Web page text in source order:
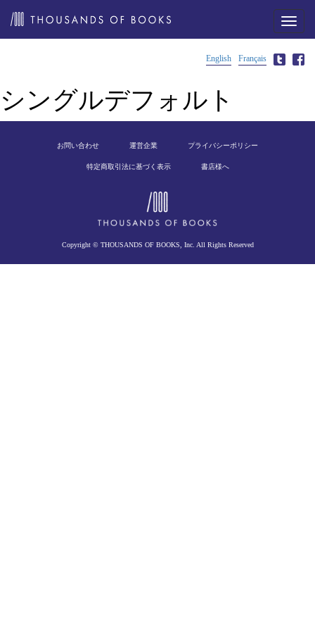
メ
ュ
English Français
シングルデフォルト
お問い合わせ 運営企業 プライバシーポリシー
特定商取引法に基づく表示 書店様へ
Copyright © THOUSANDS OF BOOKS, Inc. All Rights Reserved